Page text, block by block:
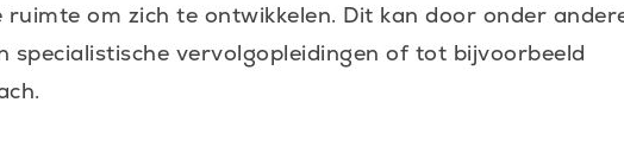
om zich te ontwikkelen. Dit kan door onder
specialistische vervolgopleidingen of tot bijvoorbeeld